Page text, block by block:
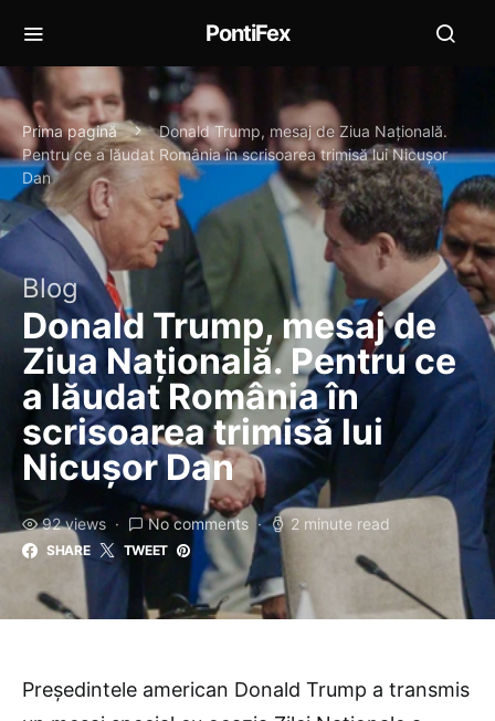
PontiFex
Prima pagină
Donald Trump, mesaj de Ziua Națională.
Pentru ce a lăudat România în scrisoarea trimisă lui Nicușor
Dan
Blog
Donald Trump, mesaj de
Ziua Națională. Pentru ce
a lăudat România în
scrisoarea trimisă lui
Nicușor Dan
92 views No comments 2 minute read
SHARE TWEET
Președintele american Donald Trump a transmis